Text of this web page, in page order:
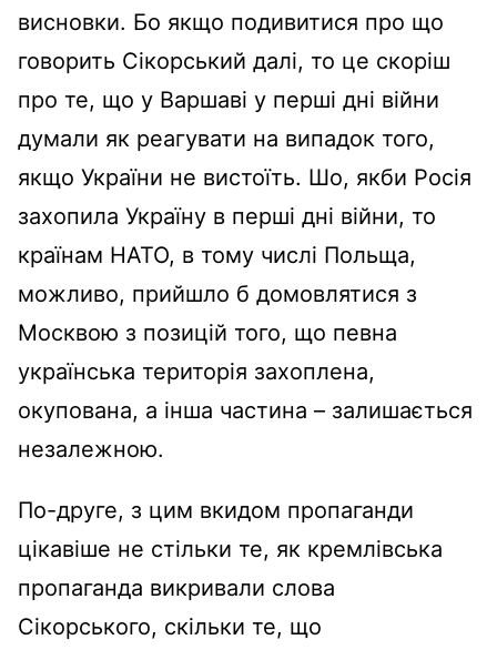
висновки. Бо якщо подивитися про що
говорить Сікорський далі, то це скоріш
про те, що у Варшаві у перші дні війни
думали як реагувати на випадок того,
якщо України не вистоїть. Шо, якби Росія
захопила Україну в перші дні війни, то
країнам НАТО, в тому числі Польща,
можливо, прийшло б домовлятися з
Москвою з позицій того, що певна
українська територія захоплена,
окупована, а інша частина – залишається
незалежною.
По-друге, з цим вкидом пропаганди
цікавіше не стільки те, як кремлівська
пропаганда викривали слова
Сікорського, скільки те, що